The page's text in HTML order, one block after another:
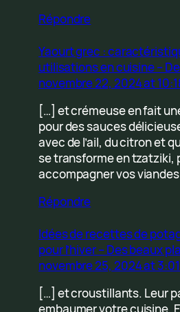
Répondre
Yaourt grec :
utilisations en cuisine –
novembre 22, 2024 at
[…] et crémeuse en fait
pour des sauces
avec de l’ail, du citron et
se transforme en tzatziki,
accompagner vos
Répondre
Idées de recettes de
pour l’hiver – Des beaux
novembre 25, 2024 at
[…] et croustillants. Leur